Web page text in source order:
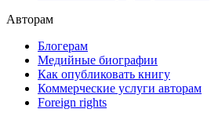
Авторам
Блогерам
Медийные биографии
Как опубликовать книгу
Коммерческие услуги авторам
Foreign rights